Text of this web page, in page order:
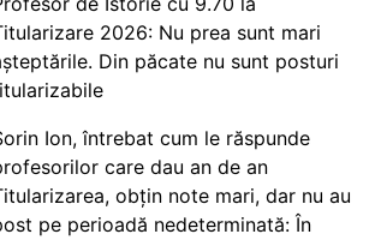
2026: Nu prea sunt mari
Din păcate nu sunt posturi
Ion, întrebat cum le răspunde
care dau an de an
obțin note mari, dar nu au
pe perioadă nedeterminată: În